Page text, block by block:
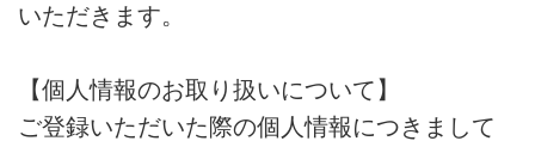
いただきます。
【個人情報のお取り扱いについて】
ご登録いただいた際の個人情報につきまして